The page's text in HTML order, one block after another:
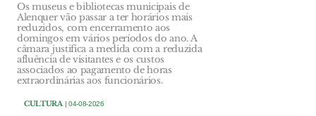
Os museus e bibliotecas municipais de
Alenquer vão passar a ter horários mais
reduzidos, com encerramento aos
domingos em vários períodos do ano. A
câmara justifica a medida com a reduzida
afluência de visitantes e os custos
associados ao pagamento de horas
extraordinárias aos funcionários.
CULTURA| 04-08-2026